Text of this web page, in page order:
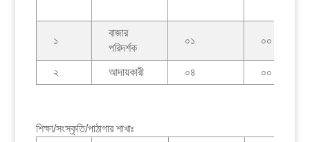
১
বাজার
পরিদর্শক
০১ ০০
২ আদায়কারী ০৪ ০০
শিক্ষা/সংস্কৃতি/পাঠাগার শাখাঃ